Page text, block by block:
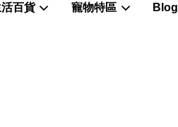
百貨 寵物特區 Blog